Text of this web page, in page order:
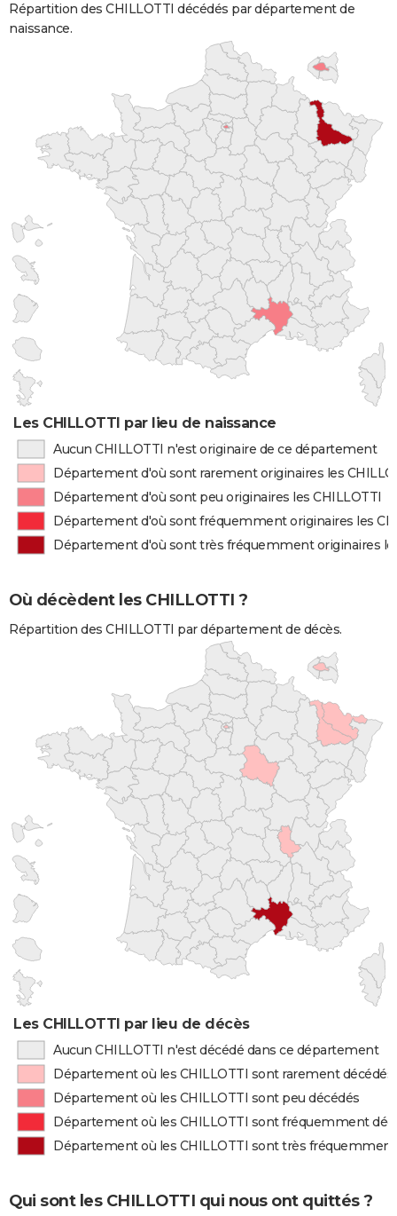
Répartition des CHILLOTTI décédés par département de
naissance.
Les CHILLOTTI par lieu de naissance
Aucun CHILLOTTI n'est originaire de ce département
Département d'où sont rarement originaires les
Département d'où sont peu originaires les CHILLOTTI
Département d'où sont fréquemment originaires les
Département d'où sont très fréquemment originaires
Où décèdent les CHILLOTTI ?
Répartition des CHILLOTTI par département de décès.
Les CHILLOTTI par lieu de décès
Aucun CHILLOTTI n'est décédé dans ce département
Département où les CHILLOTTI sont rarement décédés
Département où les CHILLOTTI sont peu décédés
Département où les CHILLOTTI sont fréquemment
Département où les CHILLOTTI sont très
Qui sont les CHILLOTTI qui nous ont quittés ?